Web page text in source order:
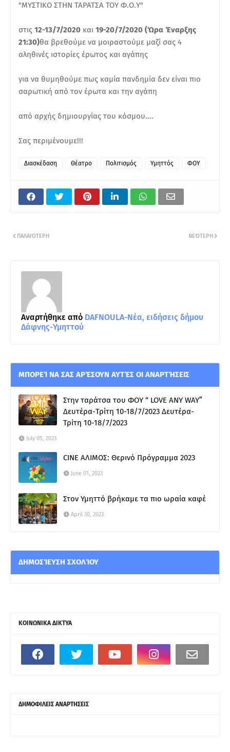
"ΜΥΣΤΙΚΟ ΣΤΗΝ ΤΑΡΑΤΣΑ ΤΟΥ Φ.Ο.Υ"
στις 12-13/7/2020 και 19-20/7/2020 (Ώρα Έναρξης
21:30)θα βρεθούμε να μοιραστούμε μαζί σας 4
αληθινές ιστορίες έρωτος και αγάπης
για να θυμηθούμε πως καμία πανδημία δεν είναι πιο
σαρωτική από τον έρωτα και την αγάπη
από αρχής δημιουργίας του κόσμου....
Σας περιμένουμε!!!
Διασκέδαση Θέατρο Πολιτισμός Υμηττός ΦΟΥ
ΝΕΌΤΕΡΗ
ΠΑΛΑΙΌΤΕΡΗ
Αναρτήθηκε από DAFNOULA-Νέα, ειδήσεις δήμου
Δάφνης-Υμηττού
ΜΠΟΡΕΊ ΝΑ ΣΑΣ ΑΡΈΣΟΥΝ ΑΥΤΈΣ ΟΙ ΑΝΑΡΤΉΣΕΙΣ
Στην ταράτσα του ΦΟΥ “ LOVE ANY WAY”
Δευτέρα-Τρίτη 10-18/7/2023 Δευτέρα-
Τρίτη 10-18/7/2023
July 05, 2023
CINE ΑΛΙΜΟΣ: Θερινό Πρόγραμμα 2023
June 01, 2023
Στον Υμηττό βρήκαμε τα πιο ωραία καφέ
April 30, 2023
ΔΗΜΟΣΊΕΥΣΗ ΣΧΟΛΊΟΥ
ΚΟΙΝΩΝΙΚΑ ΔΙΚΤΥΑ
ΔΗΜΟΦΙΛΕΙΣ ΑΝΑΡΤΗΣΕΙΣ